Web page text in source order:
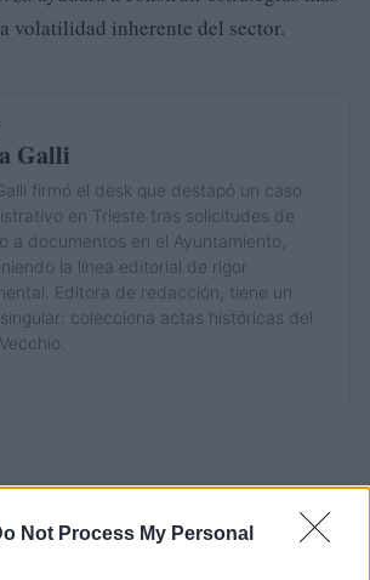
Not Process My Personal
volatilidad inherente del sector.
Galli
firmó el desk que destapó un caso
en Trieste tras solicitudes de
a documentos en el Ayuntamiento,
la línea editorial de rigor
Editora de redacción, tiene un
colecciona actas históricas del